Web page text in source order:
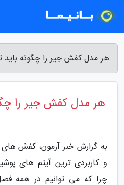
هر مدل کفش جیر را چگونه باید
هر مدل کفش جیر را
به گزارش خبر آزمون، کفش های
و کاربردی ترین آیتم های
چرا که می توانیم در همه